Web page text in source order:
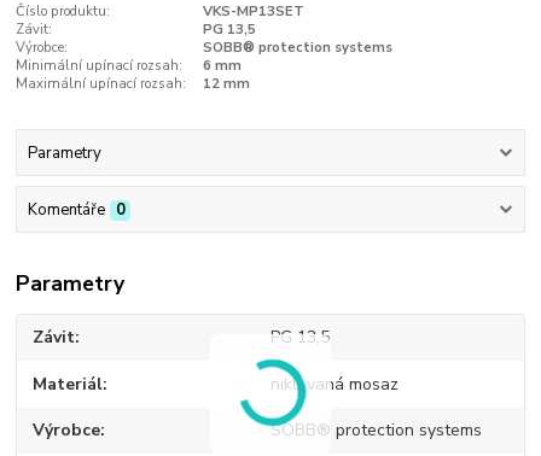
Číslo produktu:
VKS-MP13SET
Závit:
PG 13,5
Výrobce:
SOBB® protection systems
Minimální upínací rozsah:
6 mm
Maximální upínací rozsah:
12 mm
Parametry
Komentáře 0
Parametry
Závit PG 13,5
Materiál niklovaná mosaz
Výrobce SOBB® protection systems